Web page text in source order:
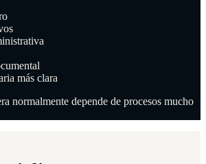
más clara
normalmente depende de procesos mucho